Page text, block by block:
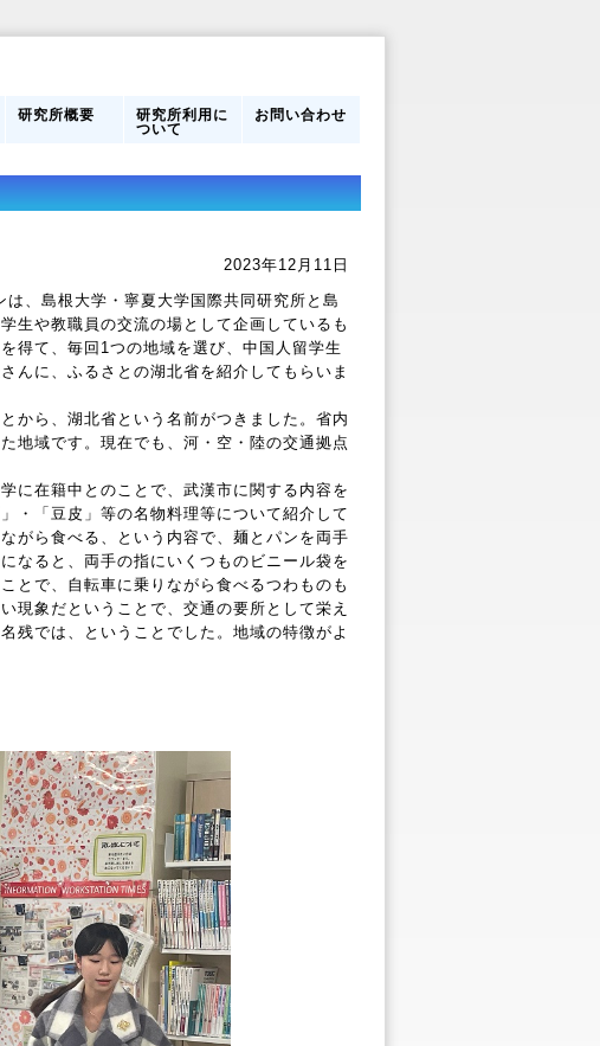
研究所概要
み
研究所利用に
ついて
ついて
お問い合わせ
2023年12月11日
、島根大学・寧夏大学国際共同研究所と島
生や教職員の交流の場として企画しているも
得て、毎回1つの地域を選び、中国人留学生
んに、ふるさとの湖北省を紹介してもらいま
から、湖北省という名前がつきました。省内
地域です。現在でも、河・空・陸の交通拠点
に在籍中とのことで、武漢市に関する内容を
・「豆皮」等の名物料理等について紹介して
がら食べる、という内容で、麺とパンを両手
なると、両手の指にいくつものビニール袋を
とで、自転車に乗りながら食べるつわものも
現象だということで、交通の要所として栄え
残では、ということでした。地域の特徴がよ